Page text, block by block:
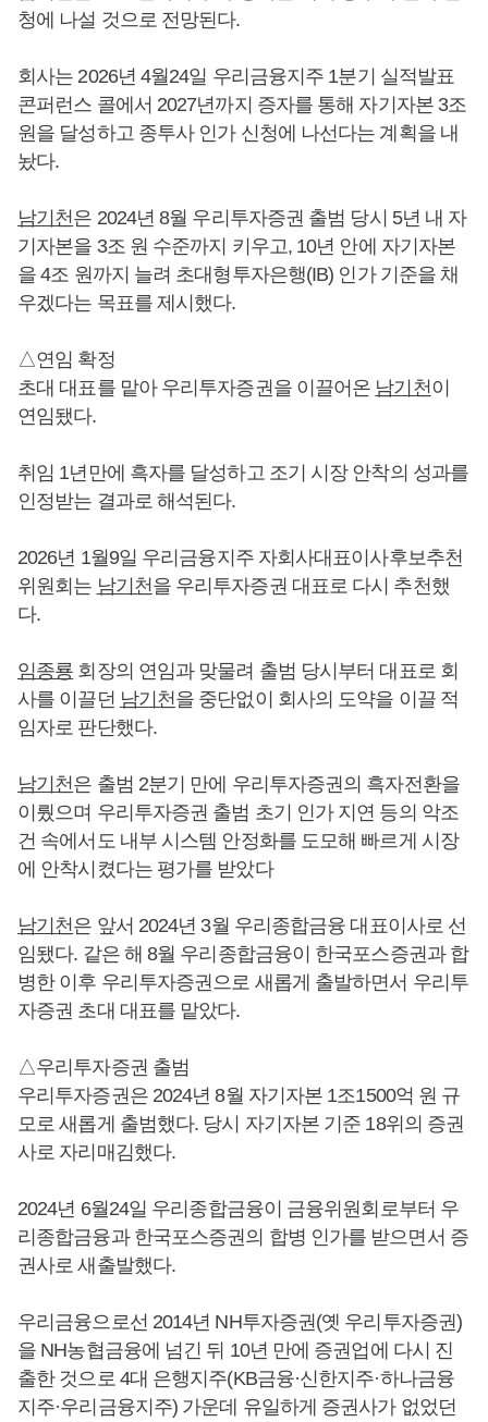
청에 나설 것으로 전망된다.
회사는 2026년 4월24일 우리금융지주 1분기 실적발표
콘퍼런스 콜에서 2027년까지 증자를 통해 자기자본 3조
원을 달성하고 종투사 인가 신청에 나선다는 계획을 내
놨다.
남기천은 2024년 8월 우리투자증권 출범 당시 5년 내 자
기자본을 3조 원 수준까지 키우고, 10년 안에 자기자본
을 4조 원까지 늘려 초대형투자은행(IB) 인가 기준을 채
우겠다는 목표를 제시했다.
△연임 확정
초대 대표를 맡아 우리투자증권을 이끌어온 남기천이
연임됐다.
취임 1년만에 흑자를 달성하고 조기 시장 안착의 성과를
인정받는 결과로 해석된다.
2026년 1월9일 우리금융지주 자회사대표이사후보추천
위원회는 남기천을 우리투자증권 대표로 다시 추천했
다.
임종룡 회장의 연임과 맞물려 출범 당시부터 대표로 회
사를 이끌던 남기천을 중단없이 회사의 도약을 이끌 적
임자로 판단했다.
남기천은 출범 2분기 만에 우리투자증권의 흑자전환을
이뤘으며 우리투자증권 출범 초기 인가 지연 등의 악조
건 속에서도 내부 시스템 안정화를 도모해 빠르게 시장
에 안착시켰다는 평가를 받았다
남기천은 앞서 2024년 3월 우리종합금융 대표이사로 선
임됐다. 같은 해 8월 우리종합금융이 한국포스증권과 합
병한 이후 우리투자증권으로 새롭게 출발하면서 우리투
자증권 초대 대표를 맡았다.
△우리투자증권 출범
우리투자증권은 2024년 8월 자기자본 1조1500억 원 규
모로 새롭게 출범했다. 당시 자기자본 기준 18위의 증권
사로 자리매김했다.
2024년 6월24일 우리종합금융이 금융위원회로부터 우
리종합금융과 한국포스증권의 합병 인가를 받으면서 증
권사로 새출발했다.
우리금융으로선 2014년 NH투자증권(옛 우리투자증권)
을 NH농협금융에 넘긴 뒤 10년 만에 증권업에 다시 진
출한 것으로 4대 은행지주(KB금융·신한지주·하나금융
지주·우리금융지주) 가운데 유일하게 증권사가 없었던